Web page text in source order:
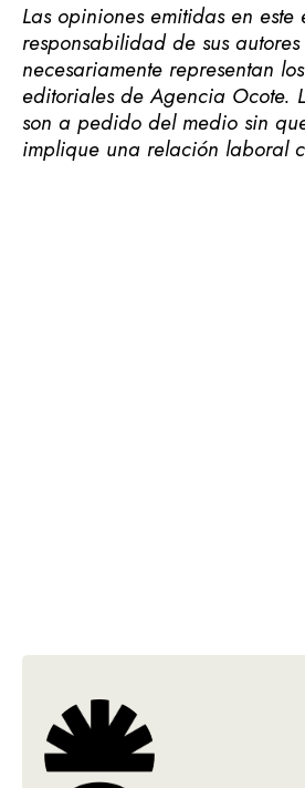
Las opiniones emitidas en este
responsabilidad de sus
necesariamente representan
editoriales de Agencia Ocote.
son a pedido del medio sin
implique una relación laboral